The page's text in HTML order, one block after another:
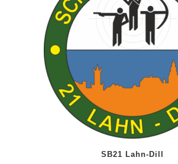
SB21 Lahn-Dill